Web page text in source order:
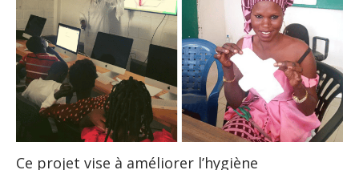
Ce projet vise à améliorer l’hygiène